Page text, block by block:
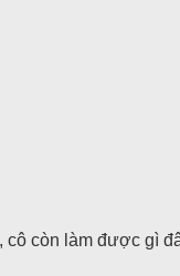
cô còn làm được gì